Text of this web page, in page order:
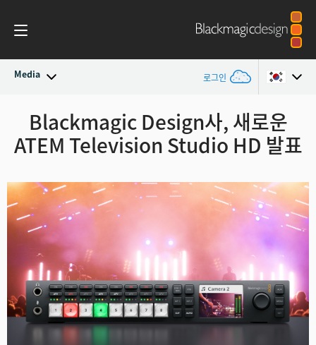
Media 로그인
최신 소식
뉴스 아카이브
보도 이미지
Argentina
Australia
Austria
Brazil
Canada
China
Denmark
Finland
Blackmagic Design사, 새로운
ATEM Television Studio HD 발표